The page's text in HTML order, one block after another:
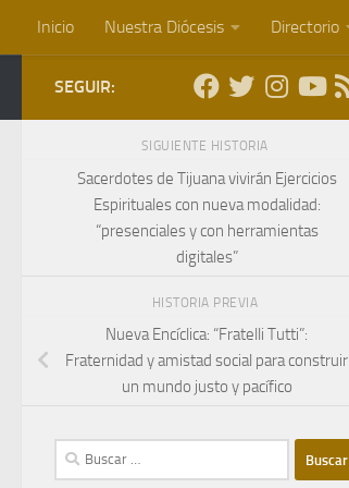
Saltar al contenido
Inicio Nuestra Diócesis Directorio
SEGUIR:
SIGUIENTE HISTORIA
Sacerdotes de Tijuana vivirán Ejercicios
Espirituales con nueva modalidad:
“presenciales y con herramientas
digitales”
HISTORIA PREVIA
Nueva Encíclica: “Fratelli Tutti”:
Fraternidad y amistad social para construir
un mundo justo y pacífico
Buscar: